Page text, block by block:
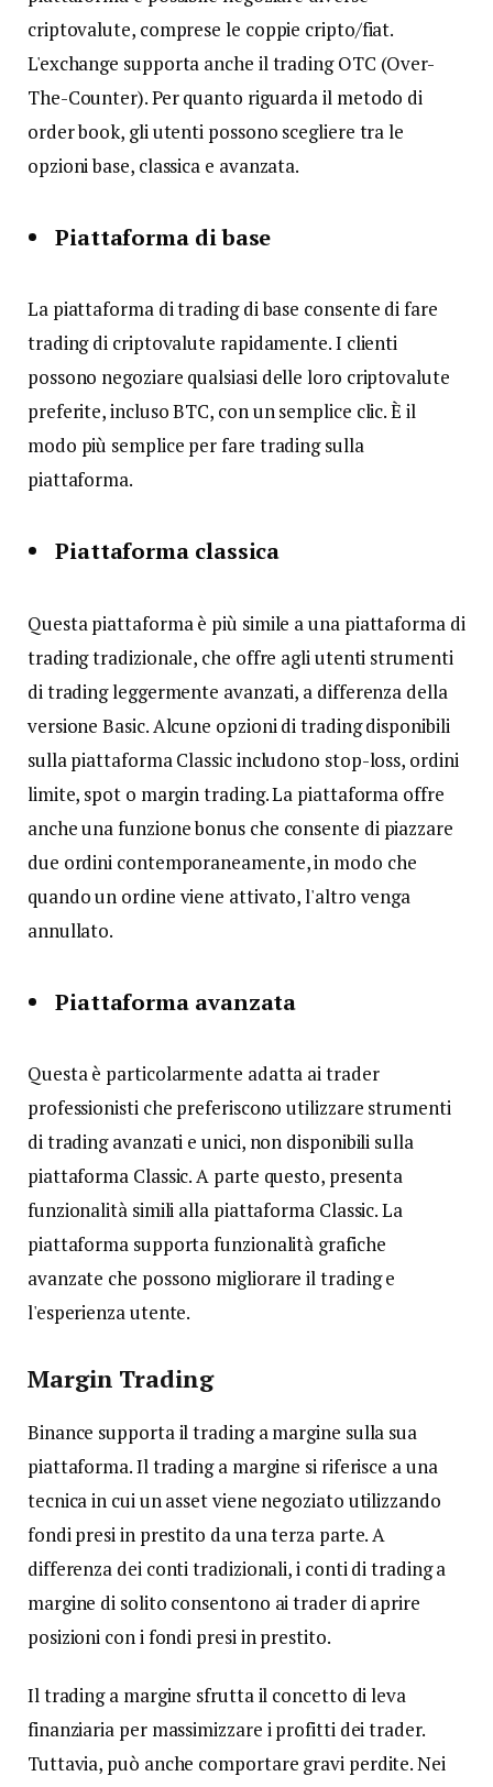
criptovalute, comprese le coppie cripto/fiat.
L'exchange supporta anche il trading OTC (Over-
The-Counter). Per quanto riguarda il metodo di
order book, gli utenti possono scegliere tra le
opzioni base, classica e avanzata.
Piattaforma di base
La piattaforma di trading di base consente di fare
trading di criptovalute rapidamente. I clienti
possono negoziare qualsiasi delle loro criptovalute
preferite, incluso BTC, con un semplice clic. È il
modo più semplice per fare trading sulla
piattaforma.
Piattaforma classica
Questa piattaforma è più simile a una piattaforma di
trading tradizionale, che offre agli utenti strumenti
di trading leggermente avanzati, a differenza della
versione Basic. Alcune opzioni di trading disponibili
sulla piattaforma Classic includono stop-loss, ordini
limite, spot o margin trading. La piattaforma offre
anche una funzione bonus che consente di piazzare
due ordini contemporaneamente, in modo che
quando un ordine viene attivato, l'altro venga
annullato.
Piattaforma avanzata
Questa è particolarmente adatta ai trader
professionisti che preferiscono utilizzare strumenti
di trading avanzati e unici, non disponibili sulla
piattaforma Classic. A parte questo, presenta
funzionalità simili alla piattaforma Classic. La
piattaforma supporta funzionalità grafiche
avanzate che possono migliorare il trading e
l'esperienza utente.
Margin Trading
Binance supporta il trading a margine sulla sua
piattaforma. Il trading a margine si riferisce a una
tecnica in cui un asset viene negoziato utilizzando
fondi presi in prestito da una terza parte. A
differenza dei conti tradizionali, i conti di trading a
margine di solito consentono ai trader di aprire
posizioni con i fondi presi in prestito.
Il trading a margine sfrutta il concetto di leva
finanziaria per massimizzare i profitti dei trader.
Tuttavia, può anche comportare gravi perdite. Nei